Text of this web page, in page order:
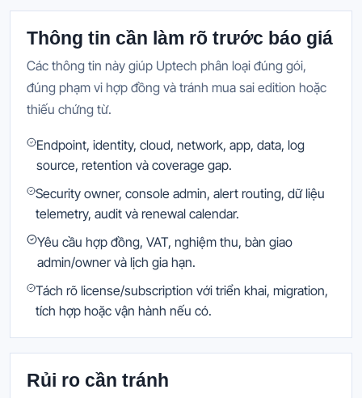
Thông tin cần làm rõ trước báo giá
Các thông tin này giúp Uptech phân loại đúng gói,
đúng phạm vi hợp đồng và tránh mua sai edition hoặc
thiếu chứng từ.
Endpoint, identity, cloud, network, app, data, log
source, retention và coverage gap.
Security owner, console admin, alert routing, dữ liệu
telemetry, audit và renewal calendar.
Yêu cầu hợp đồng, VAT, nghiệm thu, bàn giao
admin/owner và lịch gia hạn.
Tách rõ license/subscription với triển khai, migration,
tích hợp hoặc vận hành nếu có.
Rủi ro cần tránh